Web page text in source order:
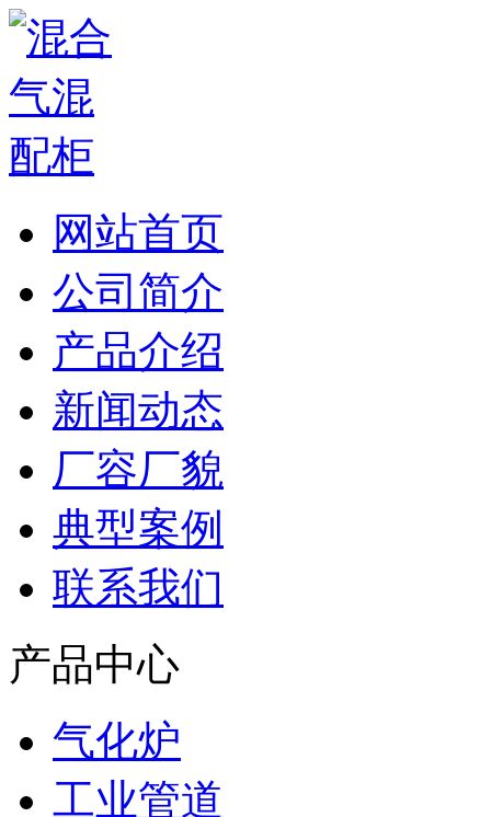
网站首页
公司简介
产品介绍
新闻动态
厂容厂貌
典型案例
联系我们
产品中心
气化炉
工业管道